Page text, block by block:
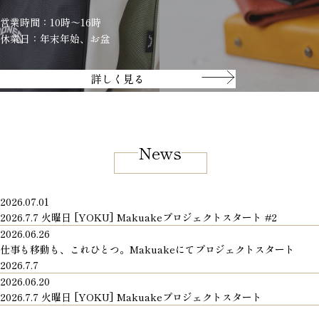
営業時間：10時～16時
休業日：年末年始、お盆
詳しく見る
News
2026.07.01
2026.7.7 火曜日 [YOKU] Makuakeプロジェクトスタート #2
2026.06.26
仕事も移動も、これひとつ。Makuakeにてプロジェクトスタート
2026.7.7
2026.06.20
2026.7.7 火曜日 [YOKU] Makuakeプロジェクトスタート